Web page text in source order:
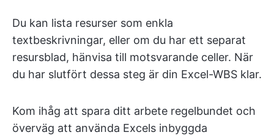
Du kan lista resurser som enkla
textbeskrivningar, eller om du har ett separat
resursblad, hänvisa till motsvarande celler. När
du har slutfört dessa steg är din Excel-WBS klar.
Kom ihåg att spara ditt arbete regelbundet och
överväg att använda Excels inbyggda